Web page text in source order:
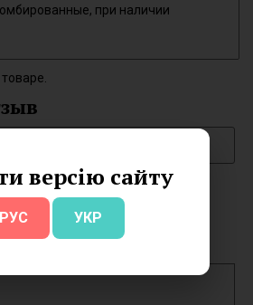
версію сайту
РУС УКР
при наличии